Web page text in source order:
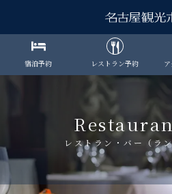
宿泊予約 レストラン予約
レストラン・バー（ラ